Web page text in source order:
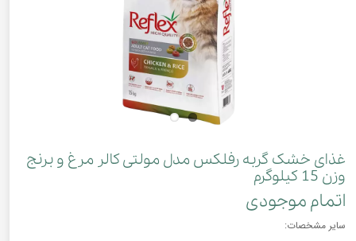
غذای خشک گربه رفلکس مدل مولتی کالر مرغ و برنج
وزن 15 کیلوگرم
اتمام موجودی
سایر مشخصات: